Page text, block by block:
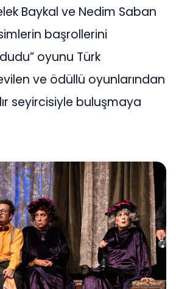
Baykal ve Nedim Saban
başrollerini
oyunu Türk
ve ödüllü oyunlarından
seyircisiyle buluşmaya